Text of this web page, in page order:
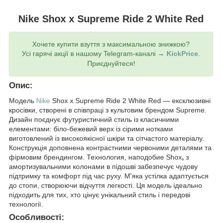
Nike Shox x Supreme Ride 2 White Red
Хочете купити взуття з максимальною знижкою?
Усі гарячі акції в нашому Telegram-каналі → KickPrice.
Приєднуйтеся!
Опис:
Модель Nike Shox x Supreme Ride 2 White Red — ексклюзивні
кросівки, створені в співпраці з культовим брендом Supreme.
Дизайн поєднує футуристичний стиль із класичними
елементами: біло-бежевий верх із сірими нотками
виготовлений із високоякісної шкіри та сітчастого матеріалу.
Конструкція доповнена контрастними червоними деталями та
фірмовим брендингом. Технология, наподобие Shox, з
амортизувальними колонами в підошві забезпечує чудову
підтримку та комфорт під час руху. М'яка устілка адаптується
до стопи, створюючи відчуття легкості. Ця модель ідеально
підходить для тих, хто цінує унікальний стиль і передові
технології.
Особливості: